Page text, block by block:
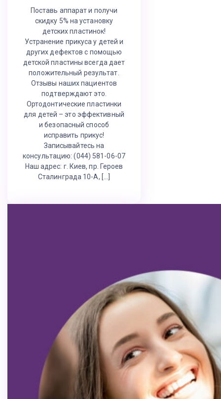
Поставь аппарат и получи
скидку 5% на установку
детских пластинок!
Устранение прикуса у детей и
других дефектов с помощью
детской пластины всегда дает
положительный результат.
Отзывы наших пациентов
подтверждают это.
Ортодонтические пластинки
для детей – это эффективный
и безопасный способ
исправить прикус!
Записывайтесь на
консультацию: (044) 581-06-07
Наш адрес: г. Киев, пр. Героев
Сталинграда 10-А, […]